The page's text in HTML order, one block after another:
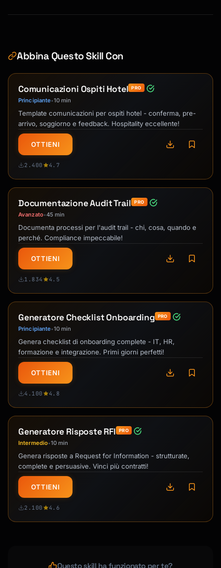
Abbina Questo Skill Con
Comunicazioni Ospiti Hotel PRO
Principiante•10 min
Template comunicazioni per ospiti hotel - conferma, pre-
arrivo, soggiorno e feedback. Hospitality eccellente!
OTTIENI
2.400 4.7
Documentazione Audit Trail PRO
Avanzato•45 min
Documenta processi per l'audit trail - chi, cosa, quando e
perché. Compliance impeccabile!
OTTIENI
1.834 4.5
Generatore Checklist Onboarding PRO
Principiante•10 min
Genera checklist di onboarding complete - IT, HR,
formazione e integrazione. Primi giorni perfetti!
OTTIENI
4.100 4.8
Generatore Risposte RFI PRO
Intermedio•10 min
Genera risposte a Request for Information - strutturate,
complete e persuasive. Vinci più contratti!
OTTIENI
2.100 4.6
Questo skill ha funzionato per te?